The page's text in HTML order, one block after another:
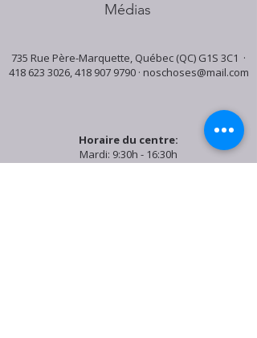
Médias
735 Rue Père-Marquette, Québec (QC) G1S 3C1 ·
418 623 3026,418 907 9790· noschoses@mail.com
Horaire du centre:
Mardi: 9:30h - 16:30h